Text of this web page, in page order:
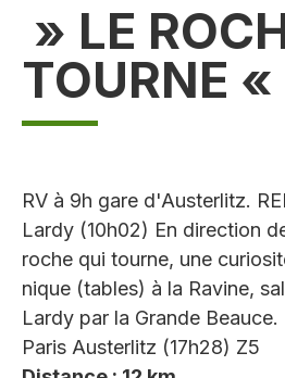
» LE
TOURNE «
RV à 9h gare d'Austerlitz.
Lardy (10h02) En direction
roche qui tourne, une
nique (tables) à la Ravine,
Lardy par la Grande
Paris Austerlitz (17h28) Z5